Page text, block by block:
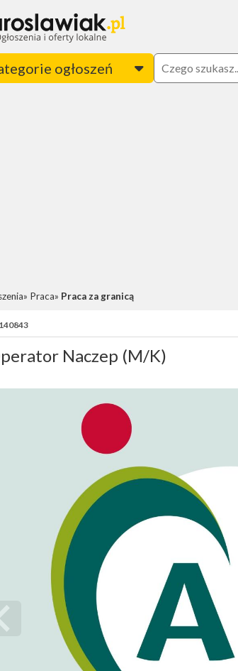
ogłoszeń
Praca Praca za granicą
140843
Naczep (M/K)